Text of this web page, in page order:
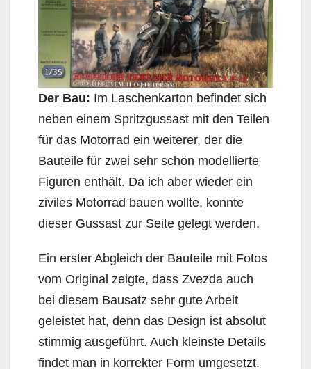
Der Bau: Im Laschenkarton befindet sich
neben einem Spritzgussast mit den Teilen
für das Motorrad ein weiterer, der die
Bauteile für zwei sehr schön modellierte
Figuren enthält. Da ich aber wieder ein
ziviles Motorrad bauen wollte, konnte
dieser Gussast zur Seite gelegt werden.
Ein erster Abgleich der Bauteile mit Fotos
vom Original zeigte, dass Zvezda auch
bei diesem Bausatz sehr gute Arbeit
geleistet hat, denn das Design ist absolut
stimmig ausgeführt. Auch kleinste Details
findet man in korrekter Form umgesetzt.